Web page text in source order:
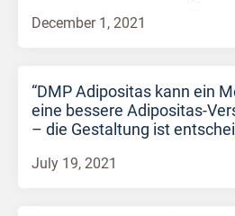
December 1, 2021
“DMP Adipositas kann ein
eine bessere Adipositas-
– die Gestaltung ist
July 19, 2021